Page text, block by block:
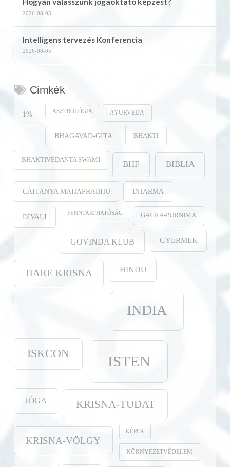
2026-08-05
Intelligens tervezés Konferencia
2026-08-05
Cimkék
1% ASZTROLÓGIA AYURVEDA
BHAGAVAD-GITA BHAKTI
BHAKTIVEDANTA SWAMI BHF BIBLIA
CAITANYA MAHAPRABHU DHARMA
DÍVALI FENNTARTHATÓSÁG GAURA-PURṆIMĀ
GOVINDA KLUB GYERMEK
HARE KRISNA HINDU
INDIA
ISKCON ISTEN
JÓGA KRISNA-TUDAT
KRISNA-VÖLGY
KÉPEK
KÖRNYEZETVÉDELEM